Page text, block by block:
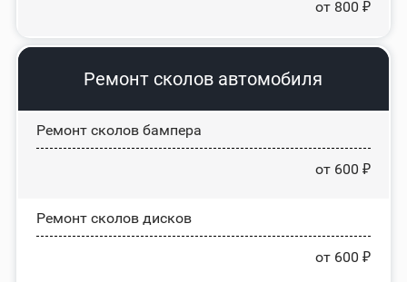
от 800 ₽
Ремонт сколов автомобиля
Ремонт сколов бампера
от 600 ₽
Ремонт сколов дисков
от 600 ₽